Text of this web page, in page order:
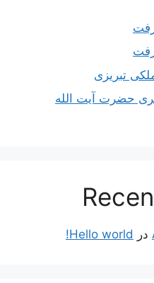
تبریزی
حضرت آیت الله
در Hello world!